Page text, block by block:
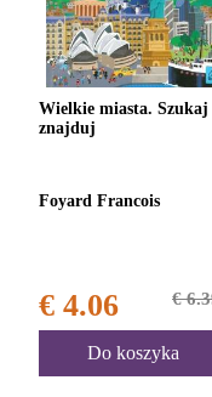
Wielkie miasta.
znajduj
Foyard Francois
€ 4.06 €
Do koszyka